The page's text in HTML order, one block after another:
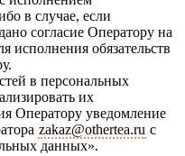
в случае, если
согласие Оператору на
исполнения обязательств
в персональных
их
Оператору уведомление
zakaz@othertea.ru с
данных».